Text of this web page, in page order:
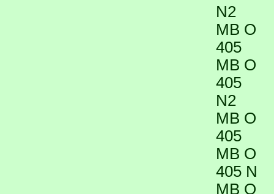
N2
MB O
405
MB O
405
N2
MB O
405
MB O
405 N
MB O